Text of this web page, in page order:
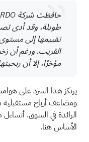
طويلة، وقد أدى
تقييمها إلى
مؤخرًا، إلا أن
يرتكز هذا السرد على
ومضاعف أرباح مستقبلية
الرائدة في السوق.
الأساس هنا.